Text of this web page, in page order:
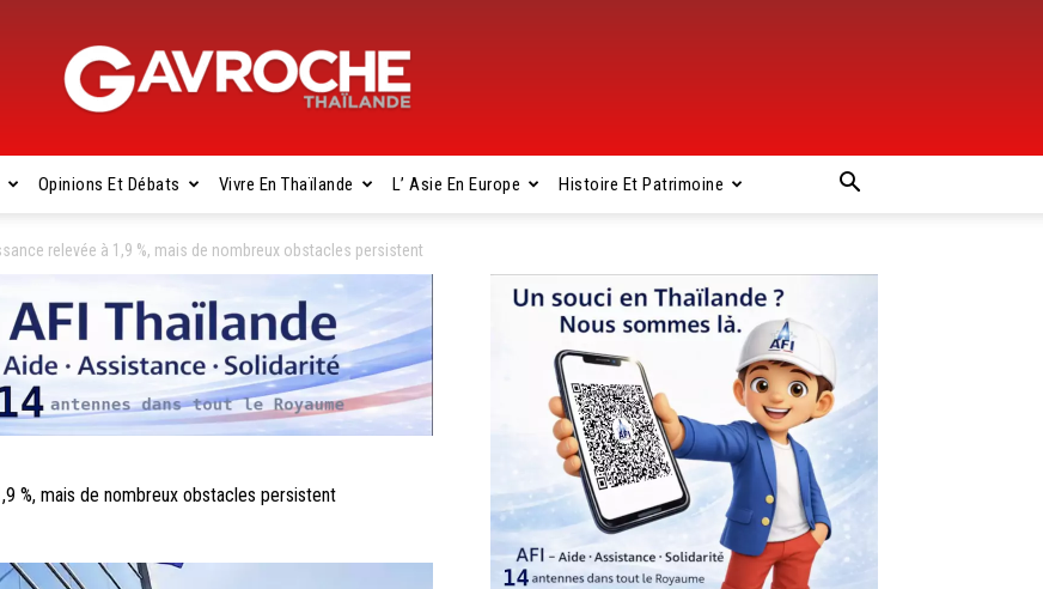
Gavroche
Thaïlande
Opinions Et Débats Vivre En Thaïlande L’ Asie En Europe Histoire Et Patrimoine
relevée à 1,9 %, mais de nombreux obstacles persistent
%, mais de nombreux obstacles persistent